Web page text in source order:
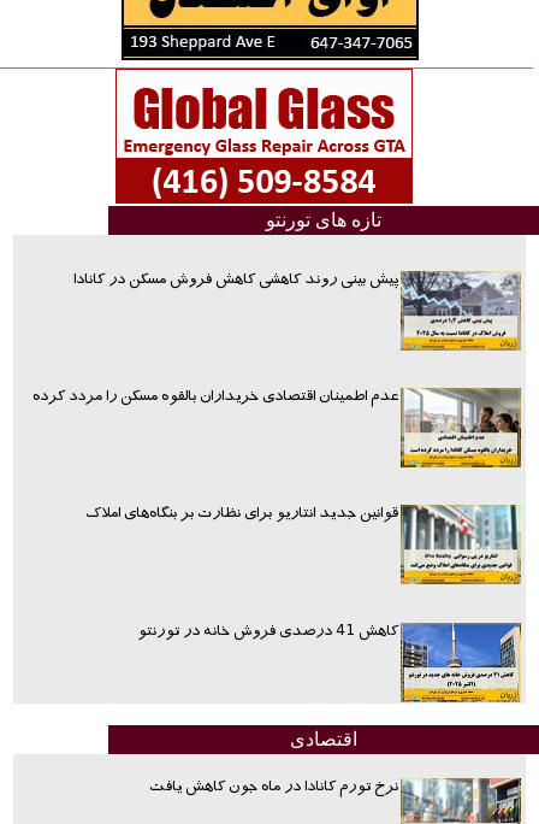
تازه های تورنتو
پیش بینی روند کاهشی کاهش فروش مسکن در کانادا
عدم اطمینان اقتصادی خریداران بالقوه مسکن را مردد کرده
قوانین جدید انتاریو برای نظارت بر بنگاه‌های املاک
کاهش 41 درصدی فروش خانه در تورنتو
اقتصادی
نرخ تورم کانادا در ماه جون کاهش یافت